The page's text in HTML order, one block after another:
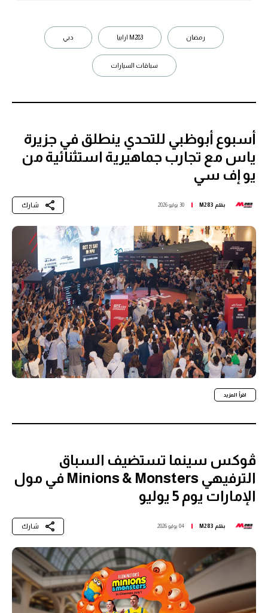
رمضان M283 ارابيا دبي
سباقات السيارات
أسبوع أبوظبي للتحدي ينطلق في جزيرة
ياس مع تجارب جماهيرية استثنائية من
يو إف سي
بقلم M283 30 يوليو 2026 شارك
اقرأ المزيد
ڤوكس سينما تستضيف السباق
الترفيهي Minions & Monsters في مول
الإمارات يوم 5 يوليو
بقلم M283 04 يوليو 2026 شارك